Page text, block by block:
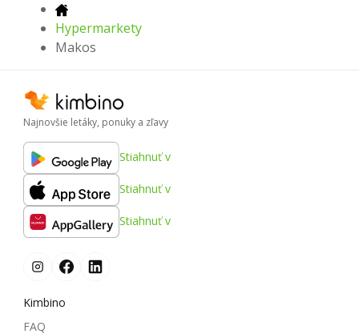
Hypermarkety
Makos
Najnovšie letáky, ponuky a zľavy
Stiahnuť v
Stiahnuť v
Stiahnuť v
Kimbino
FAQ